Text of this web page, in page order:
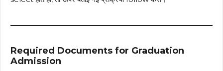
Required Documents for Graduation
Admission